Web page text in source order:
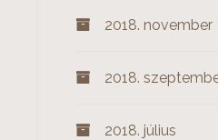
2018. november
2018.
2018. július